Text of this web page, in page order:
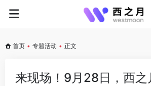
首页 • 专题活动 • 正文
来现场！9月28日，西之